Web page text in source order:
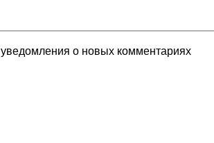
о новых комментариях